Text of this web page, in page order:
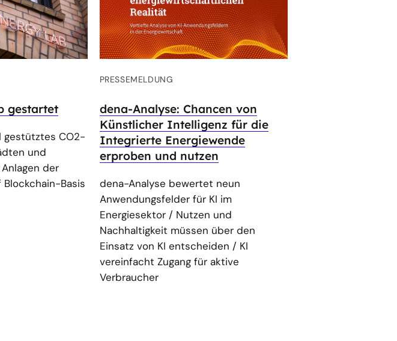
gestartet
gestütztes CO2-
und
der
Basis
PRESSEMELDUNG
dena-Analyse: Chancen von
Künstlicher Intelligenz für die
Integrierte Energiewende
erproben und nutzen
dena-Analyse bewertet neun
Anwendungsfelder für KI im
Energiesektor / Nutzen und
Nachhaltigkeit müssen über den
Einsatz von KI entscheiden / KI
vereinfacht Zugang für aktive
Verbraucher